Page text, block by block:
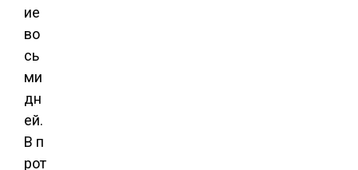
ие
во
сь
ми
дн
ей.
В п
рот